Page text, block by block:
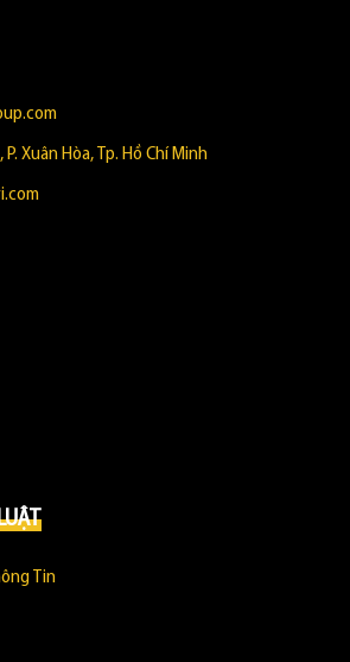
Xuân Hòa, Tp. Hồ Chí Minh
Tin